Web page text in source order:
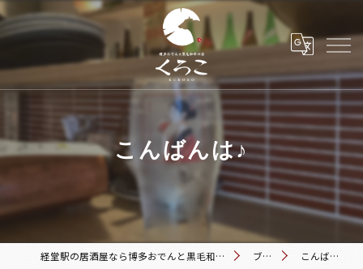
こんばんは♪
経堂駅の居酒屋なら博多おでんと黒毛和牛の店 くろこ ブログ こんばんは♪